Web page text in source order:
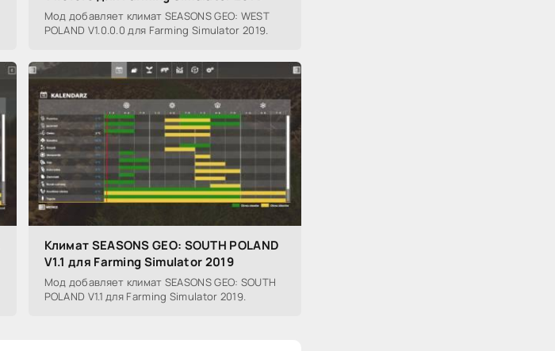
Мод добавляет климат SEASONS GEO: WEST
POLAND V1.0.0.0 для Farming Simulator 2019.
Климат SEASONS GEO: SOUTH POLAND
V1.1 для Farming Simulator 2019
Мод добавляет климат SEASONS GEO: SOUTH
POLAND V1.1 для Farming Simulator 2019.